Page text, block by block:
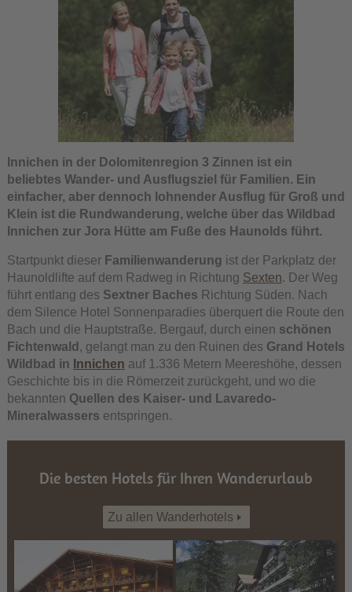
Innichen in der Dolomitenregion 3 Zinnen ist ein
beliebtes Wander- und Ausflugsziel für Familien. Ein
einfacher, aber dennoch lohnender Ausflug für Groß und
Klein ist die Rundwanderung, welche über das Wildbad
Innichen zur Jora Hütte am Fuße des Haunolds führt.
Startpunkt dieser Familienwanderung ist der Parkplatz der
Haunoldlifte auf dem Radweg in Richtung Sexten. Der Weg
führt entlang des Sextner Baches Richtung Süden. Nach
dem Silence Hotel Sonnenparadies überquert die Route den
Bach und die Hauptstraße. Bergauf, durch einen schönen
Fichtenwald , gelangt man zu den Ruinen des Grand Hotels
Wildbad in Innichen auf 1.336 Metern Meereshöhe, dessen
Geschichte bis in die Römerzeit zurückgeht, und wo die
bekannten Quellen des Kaiser- und Lavaredo-
Mineralwassers entspringen.
Die besten Hotels für Ihren Wanderurlaub
Zu allen Wanderhotels